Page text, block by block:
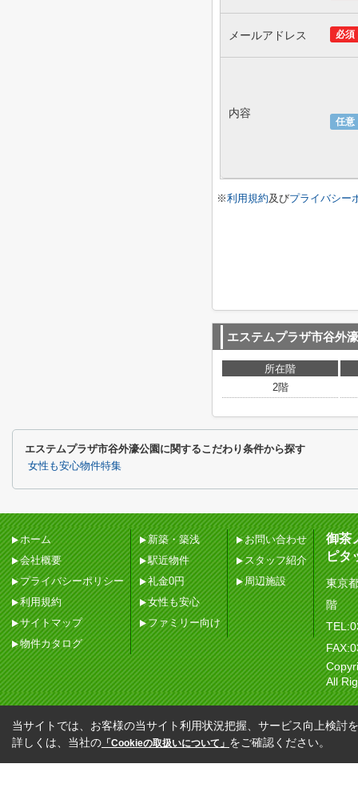
必須
メールアドレス
任意
内容
※利用規約及びプライバシー
エステムプラザ市谷外
所在階
2階
エステムプラザ市谷外濠公園に関するこだわり条件から探す
女性も安心物件特集
ホーム
会社概要
プライバシーポリシー
利用規約
サイトマップ
物件カタログ
新築・築浅
駅近物件
礼金0円
女性も安心
ファミリー向け
お問い合わせ
スタッフ紹介
周辺施設
御茶
ピタ
東京
階
All
当サイトでは、お客様の当サイト利用状況把握、サービス向上検討
詳しくは、当社の 「Cookieの取扱いについて」 をご確認ください。